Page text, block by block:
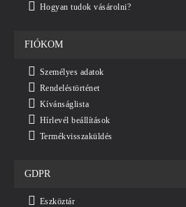
Hogyan tudok vásárolni?
FIÓKOM
Személyes adatok
Rendeléstörténet
Kívánságlista
Hírlevél beállítások
Termékvisszaküldés
GDPR
Eszköztár